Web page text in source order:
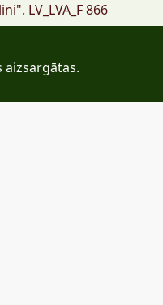
LV_LVA_F 866
aizsargātas.